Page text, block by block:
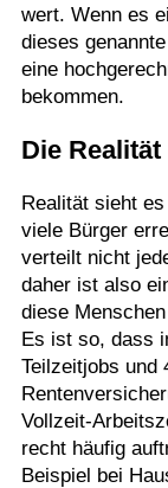
wert. Wenn es
dieses
eine
bekommen.
Die
Realität sieht
viele Bürger
verteilt nicht
daher ist also
diese
Es ist so, dass
Teilzeitjobs und
Vollzeit-
recht häufig
Beispiel bei